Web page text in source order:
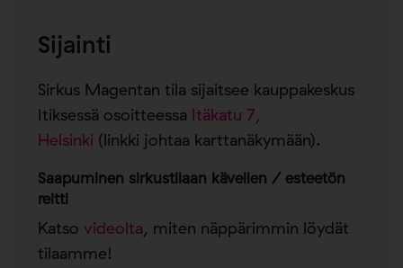
Sijainti
Sirkus Magentan tila sijaitsee kauppakeskus
Itiksessä osoitteessa Itäkatu 7,
Helsinki (linkki johtaa karttanäkymään).
Saapuminen sirkustilaan kävellen / esteetön
reitti
Katso videolta, miten näppärimmin löydät
tilaamme!